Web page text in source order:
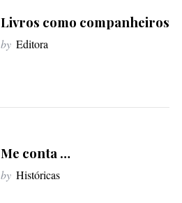
Livros como companheiros
by Editora
Me conta …
by Históricas